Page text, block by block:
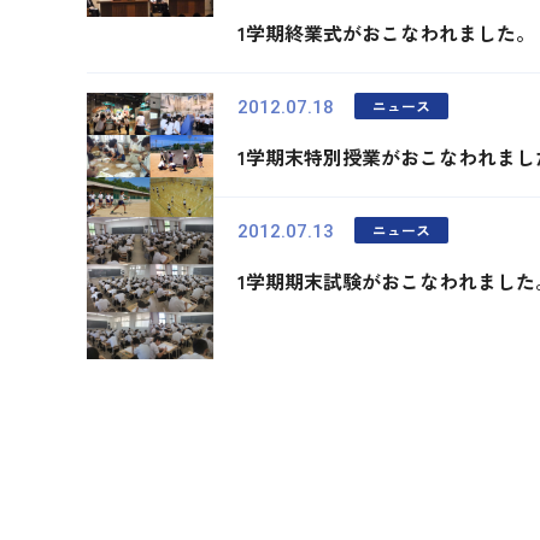
1学期終業式がおこなわれました。
2012.07.18 ニュース
1学期末特別授業がおこなわれま
2012.07.13 ニュース
1学期期末試験がおこなわれまし